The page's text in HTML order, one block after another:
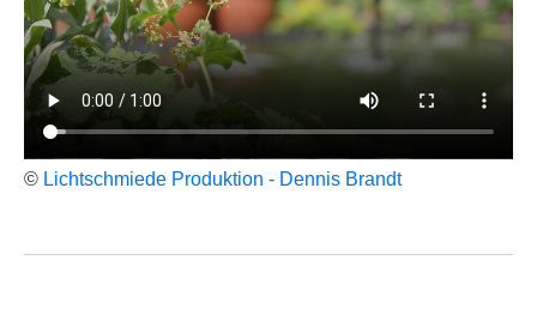
© Lichtschmiede Produktion - Dennis Brandt